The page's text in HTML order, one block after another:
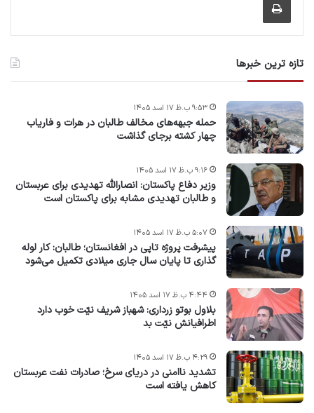
تازه ترین خبرها
حمله جبهه‌های مخالف طالبان در هرات و فاریاب
چهار کشته برجای گذاشت
۹:۵۳ ب.ظ ۱۷ اسد ۱۴۰۵
وزیر دفاع پاکستان: انصارالله تهدیدی برای عربستان
و طالبان تهدیدی مشابه برای پاکستان است
۹:۱۶ ب.ظ ۱۷ اسد ۱۴۰۵
پیشرفت پروژه‌ تاپی در افغانستان؛ طالبان: کار لوله
گذاری تا پایان سال جاری میلادی تکمیل می‌شود
۵:۰۷ ب.ظ ۱۷ اسد ۱۴۰۵
بلاول بوتو زرداری: شهباز شریف نیّت خوب دارد
اطرافیانش نیّت بد
۴:۴۴ ب.ظ ۱۷ اسد ۱۴۰۵
تشدید ناامنی در دریای سرخ؛ صادرات نفت عربستان
کاهش یافته است
۴:۲۹ ب.ظ ۱۷ اسد ۱۴۰۵